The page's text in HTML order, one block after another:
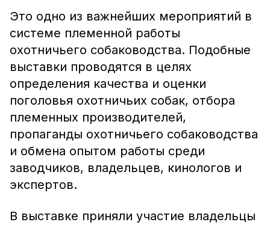
Это одно из важнейших мероприятий в
системе племенной работы
охотничьего собаководства. Подобные
выставки проводятся в целях
определения качества и оценки
поголовья охотничьих собак, отбора
племенных производителей,
пропаганды охотничьего собаководства
и обмена опытом работы среди
заводчиков, владельцев, кинологов и
экспертов.
В выставке приняли участие владельцы